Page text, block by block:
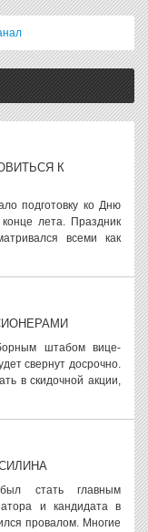
К
подготовку ко Дню
лета. Праздник
всеми как
штабом вице-
свернут досрочно.
в скидочной акции,
стать главным
и кандидата в
провалом. Многие